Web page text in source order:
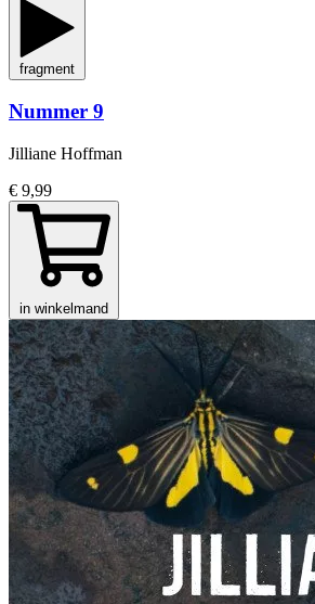
fragment
Nummer 9
Jilliane Hoffman
€ 9,99
in winkelmand